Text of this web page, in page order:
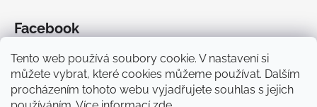
Tento web používá soubory cookie. V nastavení si
můžete vybrat, které cookies můžeme používat. Dalším
procházením tohoto webu vyjadřujete souhlas s jejich
Facebook